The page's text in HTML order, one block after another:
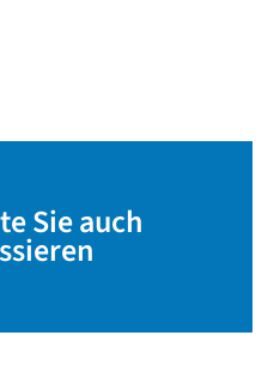
Sie auch